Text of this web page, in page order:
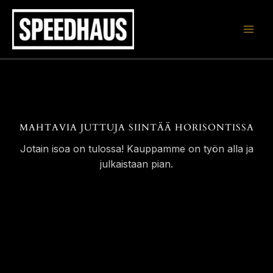
Siirry
sisältöön
MAHTAVIA JUTTUJA SIINTÄÄ HORISONTISSA
Jotain isoa on tulossa! Kauppamme on työn alla ja
julkaistaan pian.